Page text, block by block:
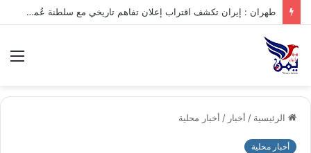
طهران : إيران تكشف اقتراب إعلان تفاهم تاريخي مع سلطنة عُمان بشأن تنظيم الملاحة في مضيق هرمز
الرئيسية / أخبار / أخبار محلية
أخبار محلية